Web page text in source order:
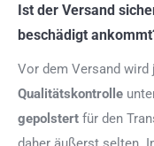
Ist der Versand
beschädigt
Vor dem Versand wird
Qualitätskontrolle
gepolstert für den